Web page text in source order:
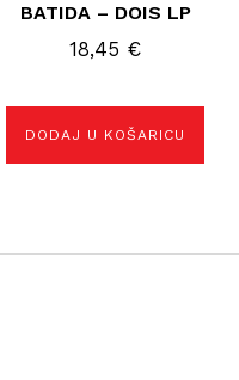
BATIDA – DOIS LP
18,45 €
DODAJ U KOŠARICU